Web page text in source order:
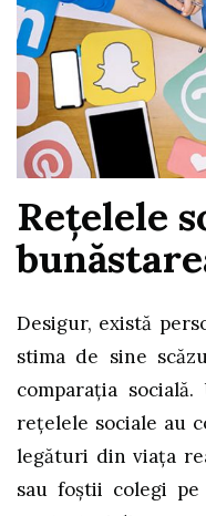
Rețelele
Desigur, există
stima de sine
comparația
rețelele sociale au
legături din viața
sau foștii colegi